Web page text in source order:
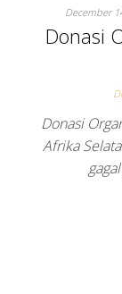
December
Donasi
Donasi
Afrika